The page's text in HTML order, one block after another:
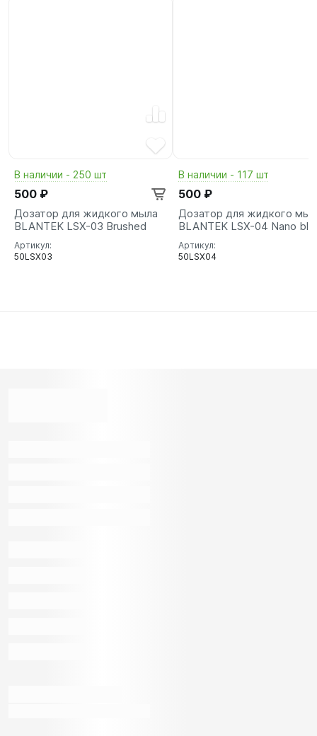
В наличии - 250 шт
500 ₽
Дозатор для жидкого мыла
BLANTEK LSX-03 Brushed
Артикул:
50LSX03
В наличии - 117 шт
500 ₽
Дозатор для жидкого
BLANTEK LSX-04 Nano
Артикул:
50LSX04